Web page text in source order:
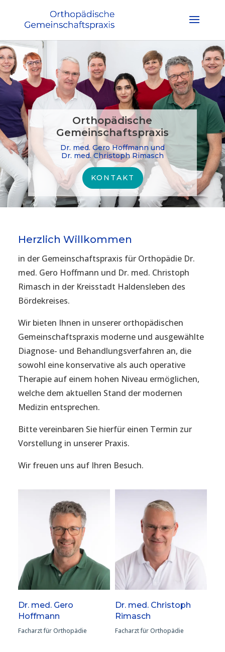
Orthopädische
Gemeinschaftspraxis
Dr. med. Gero Hoffmann und
Dr. med. Christoph Rimasch
KONTAKT
Herzlich Willkommen
in der Gemeinschaftspraxis für Orthopädie Dr.
med. Gero Hoffmann und Dr. med. Christoph
Rimasch in der Kreisstadt Haldensleben des
Bördekreises.
Wir bieten Ihnen in unserer orthopädischen
Gemeinschaftspraxis moderne und ausgewählte
Diagnose- und Behandlungsverfahren an, die
sowohl eine konservative als auch operative
Therapie auf einem hohen Niveau ermöglichen,
welche dem aktuellen Stand der modernen
Medizin entsprechen.
Bitte vereinbaren Sie hierfür einen Termin zur
Vorstellung in unserer Praxis.
Wir freuen uns auf Ihren Besuch.
Dr. med. Gero
Hoffmann
Facharzt für Orthopädie
Dr. med. Christoph
Rimasch
Facharzt für Orthopädie